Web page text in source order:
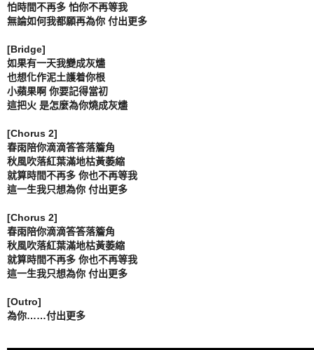
怕時間不再多 怕你不再等我
無論如何我都願再為你 付出更多
[Bridge]
如果有一天我變成灰燼
也想化作泥土護着你根
小蘋果啊 你要記得當初
這把火 是怎麼為你燒成灰燼
[Chorus 2]
春雨陪你滴滴答答落簷角
秋風吹落紅葉滿地枯黃萎縮
就算時間不再多 你也不再等我
這一生我只想為你 付出更多
[Chorus 2]
春雨陪你滴滴答答落簷角
秋風吹落紅葉滿地枯黃萎縮
就算時間不再多 你也不再等我
這一生我只想為你 付出更多
[Outro]
為你……付出更多